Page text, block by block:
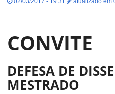
CONVITE
DEFESA DE
MESTRADO